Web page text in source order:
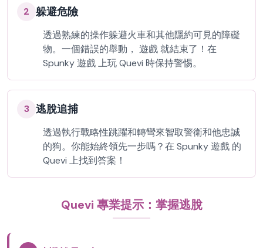
2 躲避危險
透過熟練的操作躲避火車和其他隱約可見的障礙
物。一個錯誤的舉動， 遊戲 就結束了！在
Spunky 遊戲 上玩 Quevi 時保持警惕。
3 逃脫追捕
透過執行戰略性跳躍和轉彎來智取警衛和他忠誠
的狗。你能始終領先一步嗎？在 Spunky 遊戲 的
Quevi 上找到答案！
Quevi 專業提示：掌握逃脫